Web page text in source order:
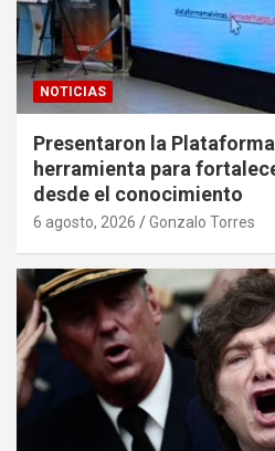
NOTICIAS
Presentaron la
herramienta para
desde el conocimiento
6 agosto, 2026 Gonzalo Torres